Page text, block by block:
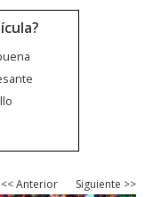
<< Anterior Siguiente >>